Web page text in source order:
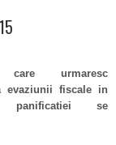
care urmaresc
evaziunii fiscale in
panificatiei se